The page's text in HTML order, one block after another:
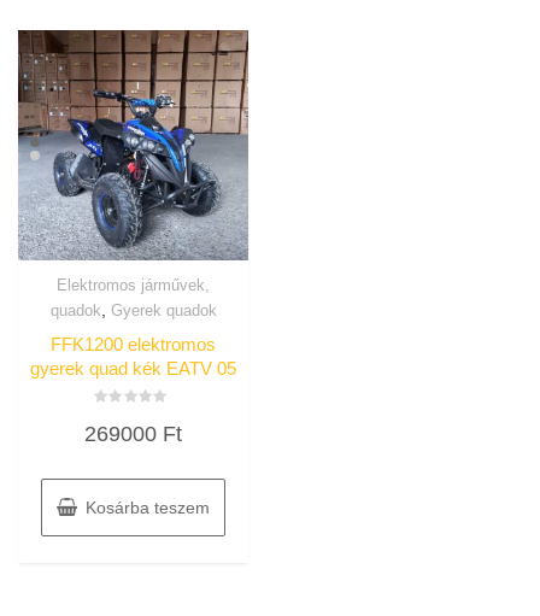
Elektromos járművek,
quadok Gyerek quadok
FFK1200 elektromos
gyerek quad kék EATV 05
0
269000 Ft
Kosárba teszem